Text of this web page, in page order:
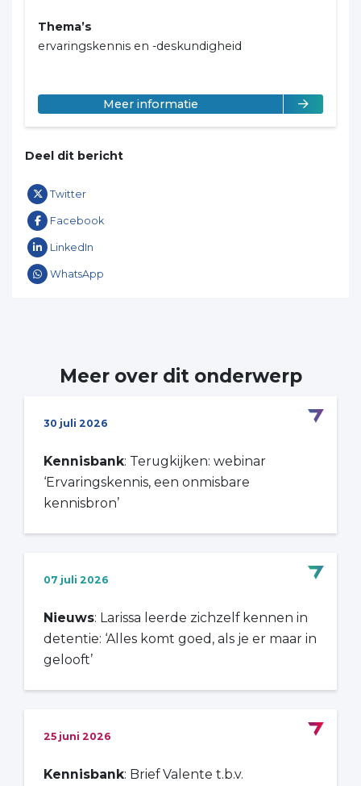
Thema’s
ervaringskennis en -deskundigheid
Meer informatieover Alieke Geerds
Deel dit bericht
Twitter
Facebook
LinkedIn
WhatsApp
Meer over dit onderwerp
30 juli 2026
Kennisbank: Terugkijken: webinar
‘Ervaringskennis, een onmisbare
kennisbron’
07 juli 2026
Nieuws: Larissa leerde zichzelf kennen in
detentie: ‘Alles komt goed, als je er maar in
gelooft’
25 juni 2026
Kennisbank: Brief Valente t.b.v.